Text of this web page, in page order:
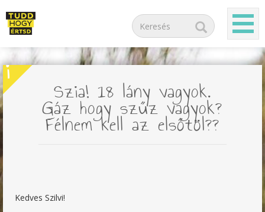
i
Szia! 18 lány vagyok.
Gáz hogy szűz vagyok?
Félnem kell az elsőtöl??
Kedves Szilvi!